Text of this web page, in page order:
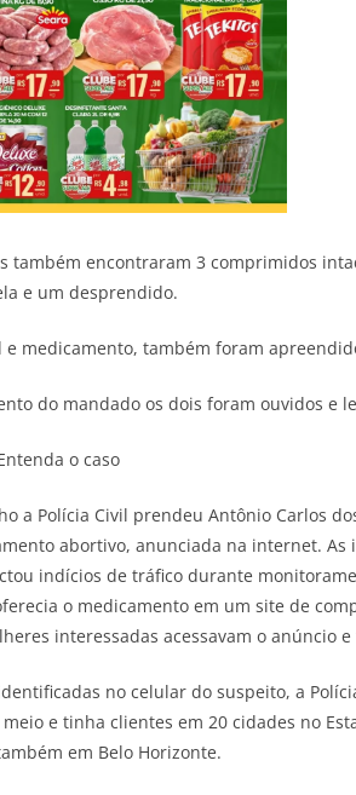
também encontraram 3 comprimidos
e um desprendido.
medicamento, também foram
do mandado os dois foram ouvidos e
o caso
a Polícia Civil prendeu Antônio Carlos
abortivo, anunciada na internet.
indícios de tráfico durante
o medicamento em um site de
interessadas acessavam o anúncio
no celular do suspeito, a
e tinha clientes em 20 cidades no
em Belo Horizonte.